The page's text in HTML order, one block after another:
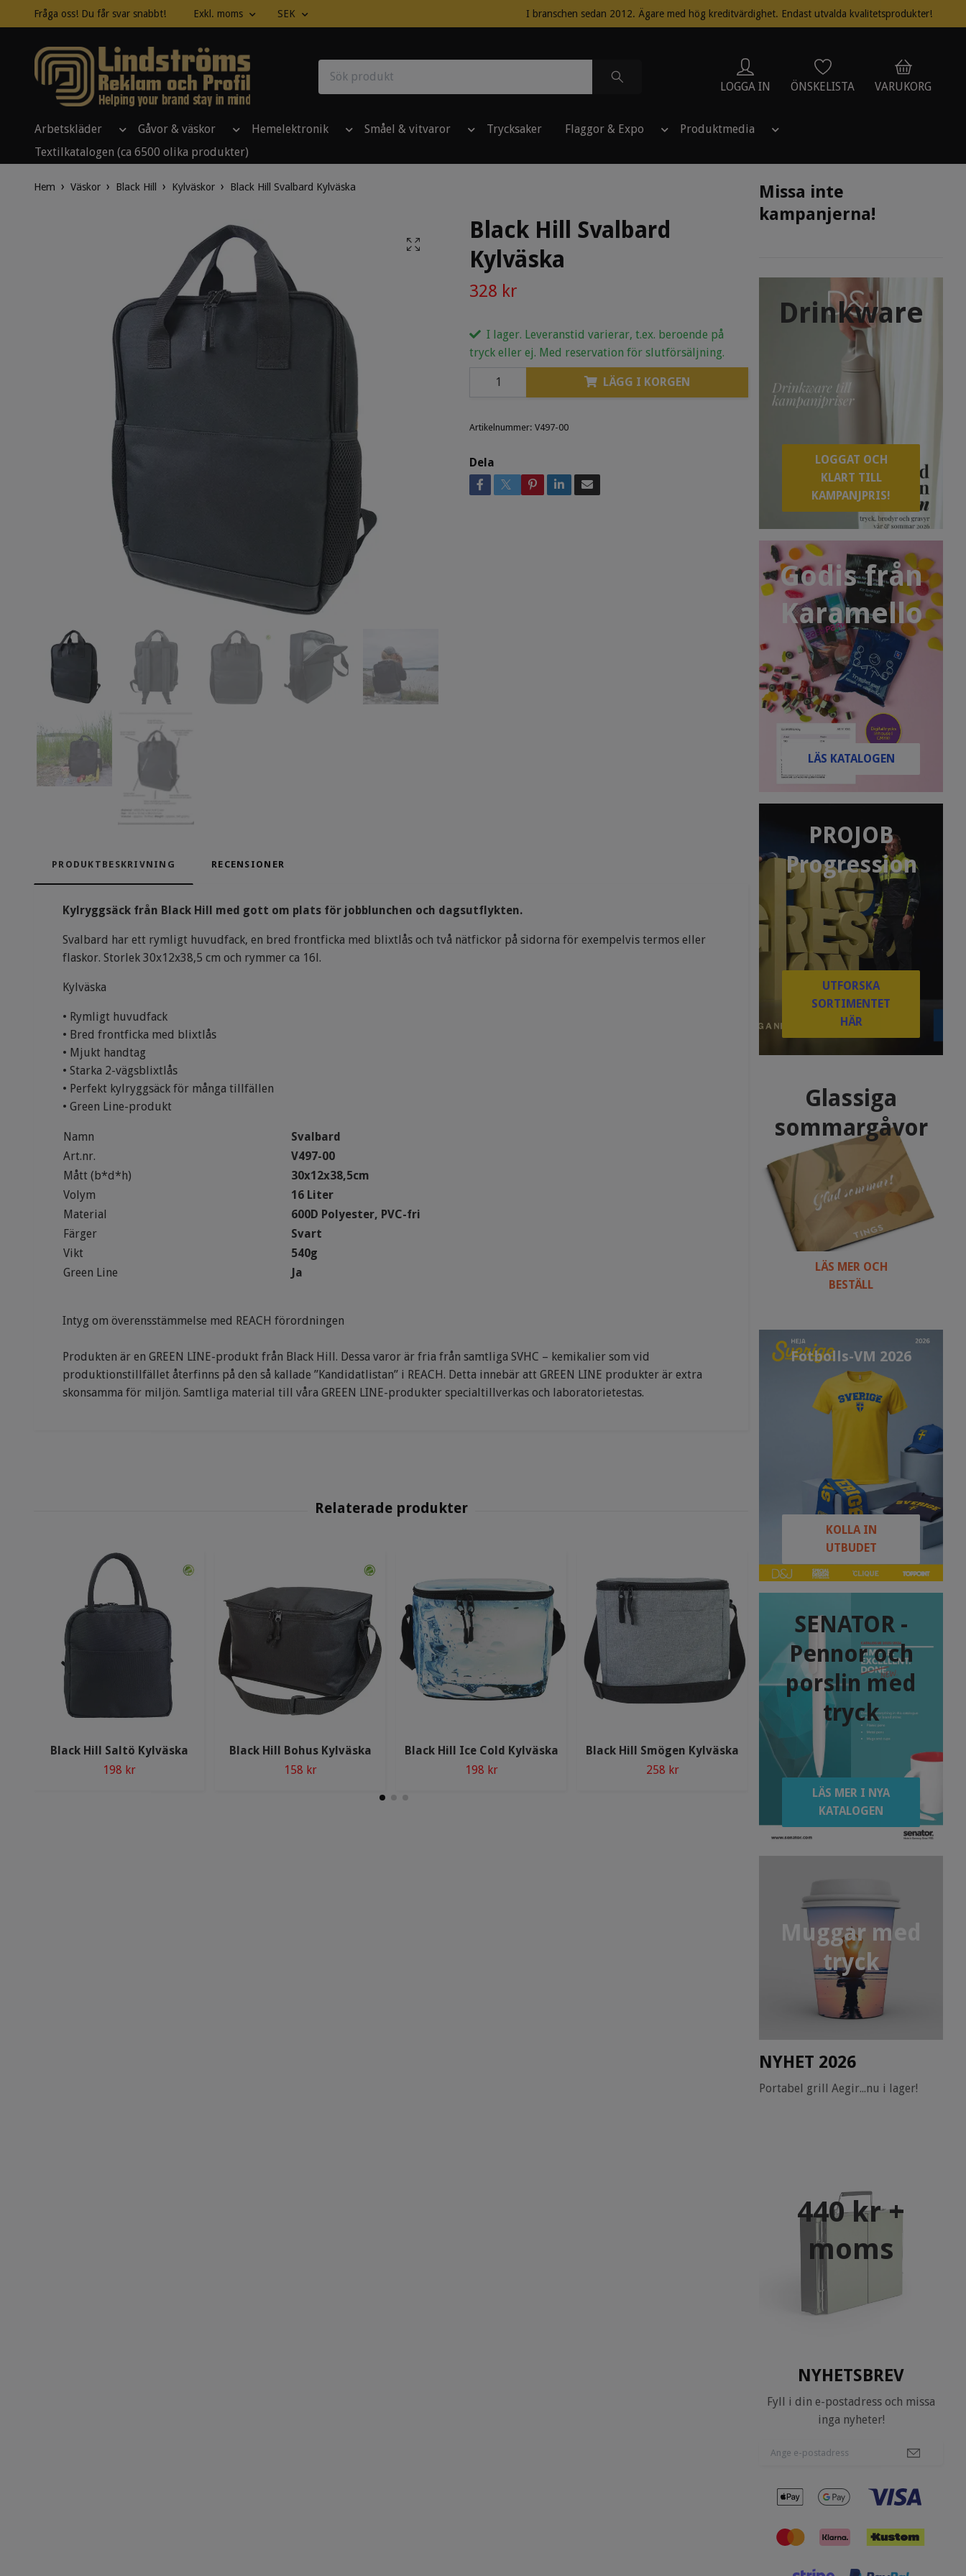
Fråga oss! Du får svar snabbt! Exkl. moms SEK I branschen sedan 2012. Ägare med hög kreditvärdighet. Endast utvalda kvalitetsprodukter!
LOGGA IN ÖNSKELISTA VARUKORG
Arbetskläder Gåvor & väskor Hemelektronik Småel & vitvaror Trycksaker Flaggor & Expo
Produktmedia
Textilkatalogen (ca 6500 olika produkter)
Missa inte
kampanjerna!
Drinkware
LOGGAT OCH
KLART TILL
KAMPANJPRIS!
Godis från
Karamello
LÄS KATALOGEN
PROJOB
Progression
UTFORSKA
SORTIMENTET
HÄR
Glassiga
sommargåvor
LÄS MER OCH
BESTÄLL
Fotbolls-VM 2026
KOLLA IN
UTBUDET
SENATOR -
Pennor och
porslin med
tryck
LÄS MER I NYA
KATALOGEN
Muggar med
tryck
NYHET 2026
Portabel grill Aegir...nu i lager!
440 kr +
moms
NYHETSBREV
Fyll i din e-postadress och missa
inga nyheter!
Hem Väskor Black Hill Kylväskor Black Hill Svalbard Kylväska
Black Hill Svalbard
Kylväska
328 kr
I lager. Leveranstid varierar, t.ex. beroende på
tryck eller ej. Med reservation för slutförsäljning.
LÄGG I KORGEN
Artikelnummer: V497-00
Dela
PRODUKTBESKRIVNING RECENSIONER
Kylryggsäck från Black Hill med gott om plats för jobblunchen och dagsutflykten.
Svalbard har ett rymligt huvudfack, en bred frontficka med blixtlås och två nätfickor på sidorna för exempelvis termos eller
flaskor. Storlek 30x12x38,5 cm och rymmer ca 16l.
Kylväska
• Rymligt huvudfack
• Bred frontficka med blixtlås
• Mjukt handtag
• Starka 2-vägsblixtlås
• Perfekt kylryggsäck för många tillfällen
• Green Line-produkt
Namn
Svalbard
Art.nr.
V497-00
Mått (b*d*h)
30x12x38,5cm
Volym
16 Liter
Material
600D Polyester, PVC-fri
Färger
Svart
Vikt
540g
Green Line
Ja
Intyg om överensstämmelse med REACH förordningen
Produkten är en GREEN LINE-produkt från Black Hill. Dessa varor är fria från samtliga SVHC – kemikalier som vid
produktionstillfället återfinns på den så kallade ”Kandidatlistan” i REACH. Detta innebär att GREEN LINE produkter är extra
skonsamma för miljön. Samtliga material till våra GREEN LINE-produkter specialtillverkas och laboratorietestas.
Black Hill Saltö Kylväska
198 kr
Black Hill Bohus Kylväska
158 kr
Black Hill Ice Cold Kylväska
198 kr
Black Hill Smögen Kylväska
258 kr
Black Hill Skärhamn Kylväska